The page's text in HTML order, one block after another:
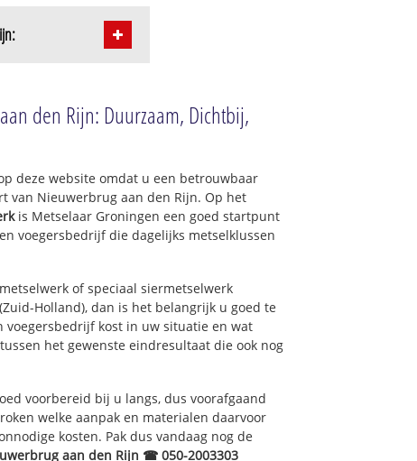
den Rijn: Duurzaam, Dichtbij,
deze website omdat u een betrouwbaar
van Nieuwerbrug aan den Rijn. Op het
is Metselaar Groningen een goed startpunt
voegersbedrijf die dagelijks metselklussen
of speciaal siermetselwerk
Holland), dan is het belangrijk u goed te
voegersbedrijf kost in uw situatie en wat
het gewenste eindresultaat die ook nog
voorbereid bij u langs, dus voorafgaand
welke aanpak en materialen daarvoor
kosten. Pak dus vandaag nog de
aan den Rijn ☎ 050-2003303